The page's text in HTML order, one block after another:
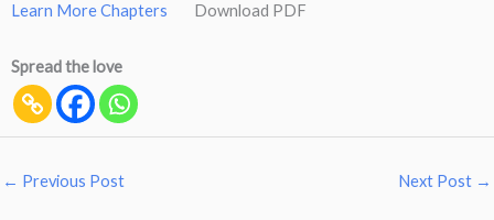
Learn More Chapters Download PDF
Spread the love
← Previous Post Next Post →